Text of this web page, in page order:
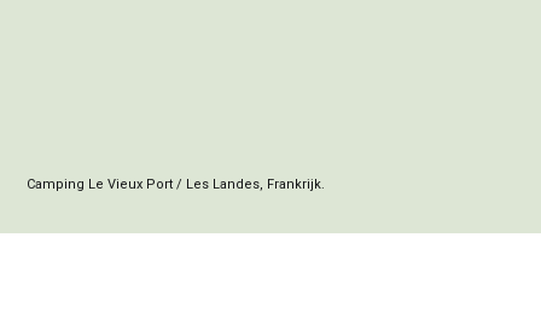
Camping Le Vieux Port / Les Landes, Frankrijk.